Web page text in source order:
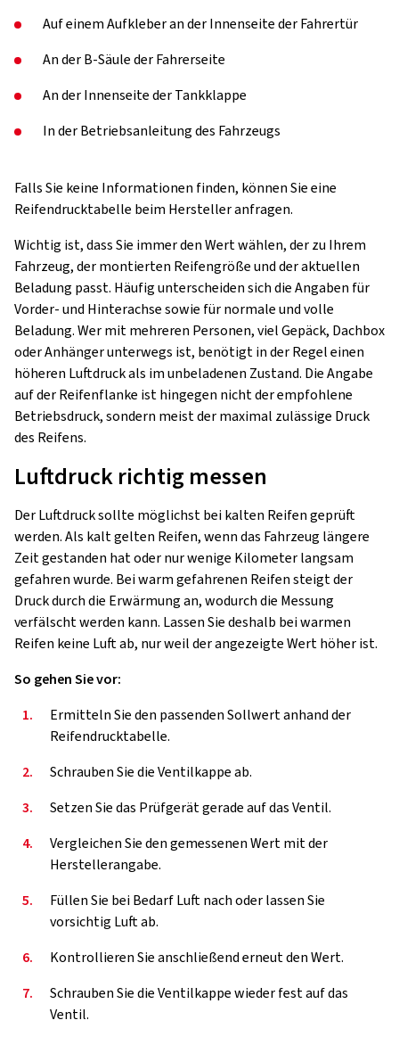
Auf einem Aufkleber an der Innenseite der Fahrertür
An der B-Säule der Fahrerseite
An der Innenseite der Tankklappe
In der Betriebsanleitung des Fahrzeugs
Falls Sie keine Informationen finden, können Sie eine
Reifendrucktabelle beim Hersteller anfragen.
Wichtig ist, dass Sie immer den Wert wählen, der zu Ihrem
Fahrzeug, der montierten Reifengröße und der aktuellen
Beladung passt. Häufig unterscheiden sich die Angaben für
Vorder- und Hinterachse sowie für normale und volle
Beladung. Wer mit mehreren Personen, viel Gepäck, Dachbox
oder Anhänger unterwegs ist, benötigt in der Regel einen
höheren Luftdruck als im unbeladenen Zustand. Die Angabe
auf der Reifenflanke ist hingegen nicht der empfohlene
Betriebsdruck, sondern meist der maximal zulässige Druck
des Reifens.
Luftdruck richtig messen
Der Luftdruck sollte möglichst bei kalten Reifen geprüft
werden. Als kalt gelten Reifen, wenn das Fahrzeug längere
Zeit gestanden hat oder nur wenige Kilometer langsam
gefahren wurde. Bei warm gefahrenen Reifen steigt der
Druck durch die Erwärmung an, wodurch die Messung
verfälscht werden kann. Lassen Sie deshalb bei warmen
Reifen keine Luft ab, nur weil der angezeigte Wert höher ist.
So gehen Sie vor:
1.
Ermitteln Sie den passenden Sollwert anhand der
Reifendrucktabelle.
2.
Schrauben Sie die Ventilkappe ab.
3.
Setzen Sie das Prüfgerät gerade auf das Ventil.
4.
Vergleichen Sie den gemessenen Wert mit der
Herstellerangabe.
5.
Füllen Sie bei Bedarf Luft nach oder lassen Sie
vorsichtig Luft ab.
6.
Kontrollieren Sie anschließend erneut den Wert.
7.
Schrauben Sie die Ventilkappe wieder fest auf das
Ventil.